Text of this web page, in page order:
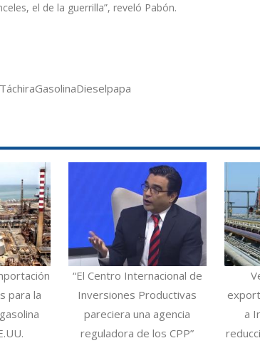
el de la guerrilla”, reveló Pabón.
TáchiraGasolinaDieselpapa
para la
“El Centro Internacional de
Inversiones Productivas
pareciera una agencia
reguladora de los CPP”
a